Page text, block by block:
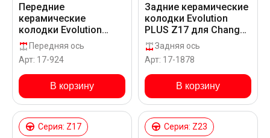
Передние
керамические
колодки Evolution
PLUS Z17 для Changan
CS35 PLUS SC7144
Передняя ось
Арт: 17-924
В корзину
Задние керамические
колодки Evolution
PLUS Z17 для Changan
CS35 PLUS SC7144
Задняя ось
Арт: 17-1878
В корзину
Серия: Z17 Серия: Z23